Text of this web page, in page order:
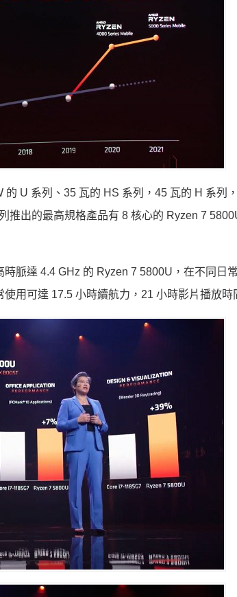
U 系列、35 瓦的 HS 系列，45 瓦的 H 系列
推出的最高規格產品有 8 核心的 Ryzen 7
脈達 4.4 GHz 的 Ryzen 7 5800U，在不同日
用可達 17.5 小時續航力，21 小時影片播放時